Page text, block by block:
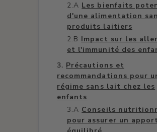
Les bienfaits
d'une alimentation
produits laitiers
Impact sur les
et l'immunité des
Précautions et
recommandations pour
régime sans lait chez les
enfants
Conseils
pour assurer un apport